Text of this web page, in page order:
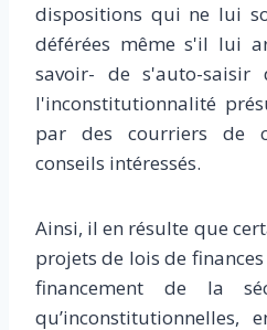
dispositions qui ne lui
déférées même s'il lui
savoir- de s'auto-saisir
l'inconstitutionnalité
par des courriers de
conseils intéressés.
Ainsi, il en résulte que
projets de lois de
financement de la
qu’inconstitutionnelles,